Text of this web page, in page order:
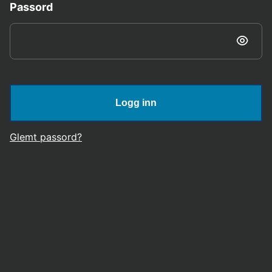
Passord
Logg inn
Glemt passord?